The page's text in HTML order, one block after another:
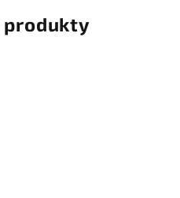
produkty